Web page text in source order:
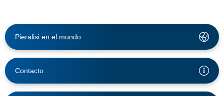
Pieralisi en el mundo
Contacto